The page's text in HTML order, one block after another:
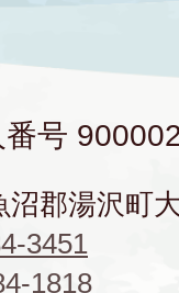
番号
郡湯沢町
3451
1818